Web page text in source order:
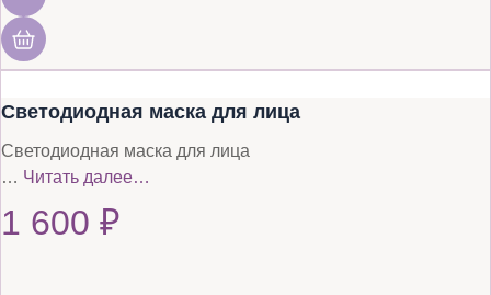
Светодиодная маска для лица
Светодиодная маска для лица
… Читать далее…
1 600 ₽